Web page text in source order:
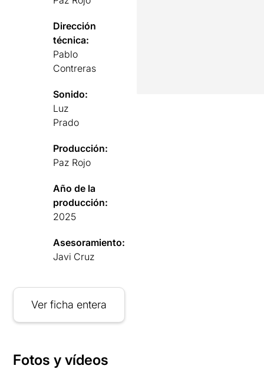
Dirección
técnica:
Pablo
Contreras
Sonido:
Luz
Prado
Producción:
Paz Rojo
Año de la
producción:
2025
Asesoramiento:
Javi Cruz
Ver ficha entera
Fotos y vídeos